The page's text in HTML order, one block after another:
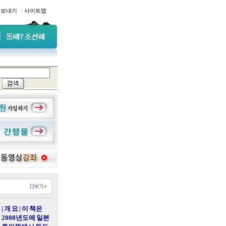
내기 · 사이트맵
| 개 요 | 이 책은
2008년도에 일본